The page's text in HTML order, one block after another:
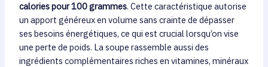
calories pour 100 grammes. Cette caractéristique autorise
un apport généreux en volume sans crainte de dépasser
ses besoins énergétiques, ce qui est crucial lorsqu’on vise
une perte de poids. La soupe rassemble aussi des
ingrédients complémentaires riches en vitamines, minéraux